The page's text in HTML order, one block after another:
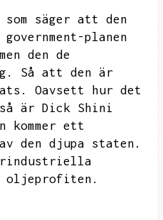
säger att den
planen
men den de
Så att den är
Oavsett hur det
så är Dick Shini
kommer ett
av den djupa staten.
oljeprofiten.